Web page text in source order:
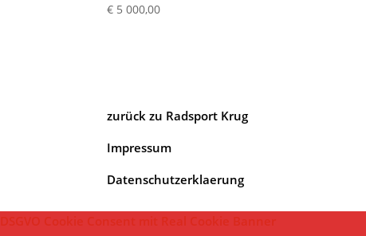
€ 5 000,00
zurück zu Radsport Krug
Impressum
Datenschutzerklaerung
DSGVO Cookie Consent mit Real Cookie Banner